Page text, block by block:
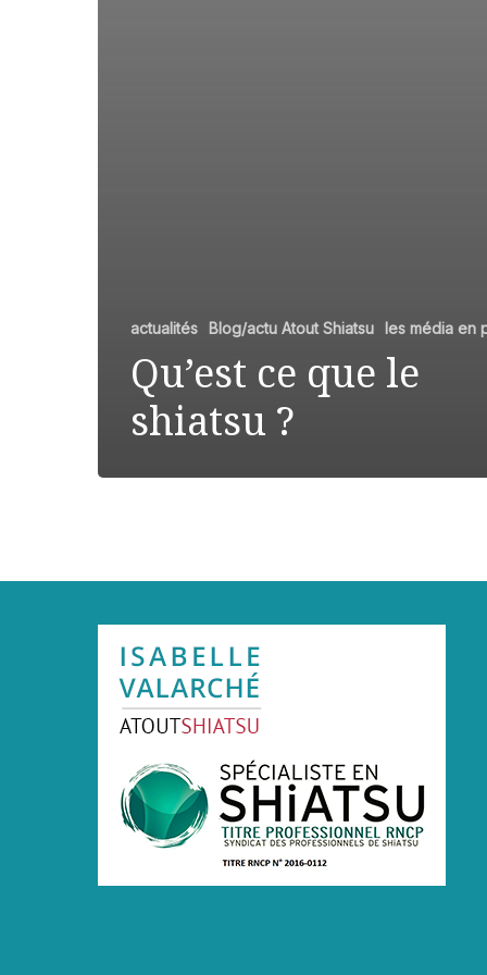
actualités Blog/actu Atout Shiatsu les média en
Qu’est ce que le
shiatsu ?